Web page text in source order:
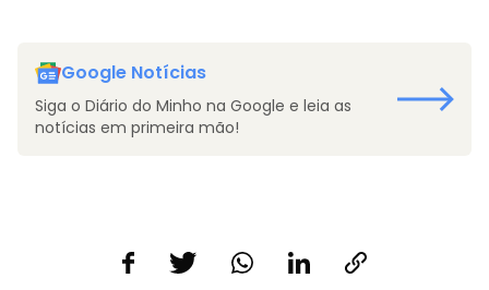
Google Notícias
Siga o Diário do Minho na Google e leia as
notícias em primeira mão!